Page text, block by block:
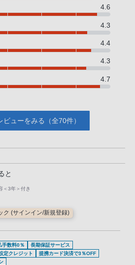
4.6
4.3
4.4
4.3
4.7
ビューをみる（全70件）
と
＜3年＞ 付き
ク (サインイン/新規登録)
手数料0％
長期保証サービス
定クレジット
提携カード決済で3％OFF